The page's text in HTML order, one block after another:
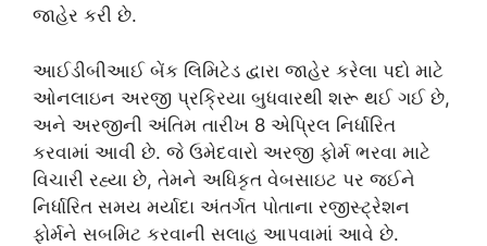
જાહેર કરી છે.
આઈડીબીઆઈ બેંક લિમિટેડ દ્વારા જાહેર કરેલા પદો માટે
ઓનલાઇન અરજી પ્રક્રિયા બુધવારથી શરૂ થઈ ગઈ છે,
અને અરજીની અંતિમ તારીખ 8 એપ્રિલ નિર્ધારિત
કરવામાં આવી છે. જે ઉમેદવારો અરજી ફોર્મ ભરવા માટે
વિચારી રહ્યા છે, તેમને અધિકૃત વેબસાઇટ પર જઈને
નિર્ધારિત સમય મર્યાદા અંતર્ગત પોતાના રજીસ્ટ્રેશન
ફોર્મને સબમિટ કરવાની સલાહ આપવામાં આવે છે.